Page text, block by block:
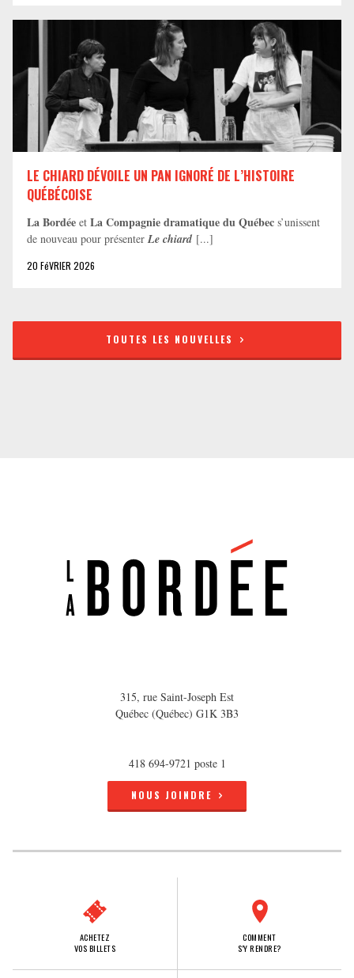
LE CHIARD DÉVOILE UN PAN IGNORÉ DE L’HISTOIRE
QUÉBÉCOISE
La Bordée et La Compagnie dramatique du Québec s’unissent
de nouveau pour présenter Le chiard [...]
20 FéVRIER 2026
TOUTES LES NOUVELLES
315, rue Saint-Joseph Est
Québec (Québec) G1K 3B3
418 694-9721 poste 1
NOUS JOINDRE
ACHETEZ
VOS BILLETS
COMMENT
S'Y RENDRE?